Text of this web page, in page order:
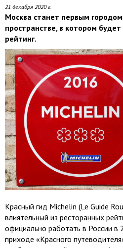
21 декабря 2020 г.
Москва станет первым
пространстве, в котором
рейтинг.
Красный гид Michelin (Le Guide
влиятельный из ресторанных
официально работать в России в
приходе «Красного